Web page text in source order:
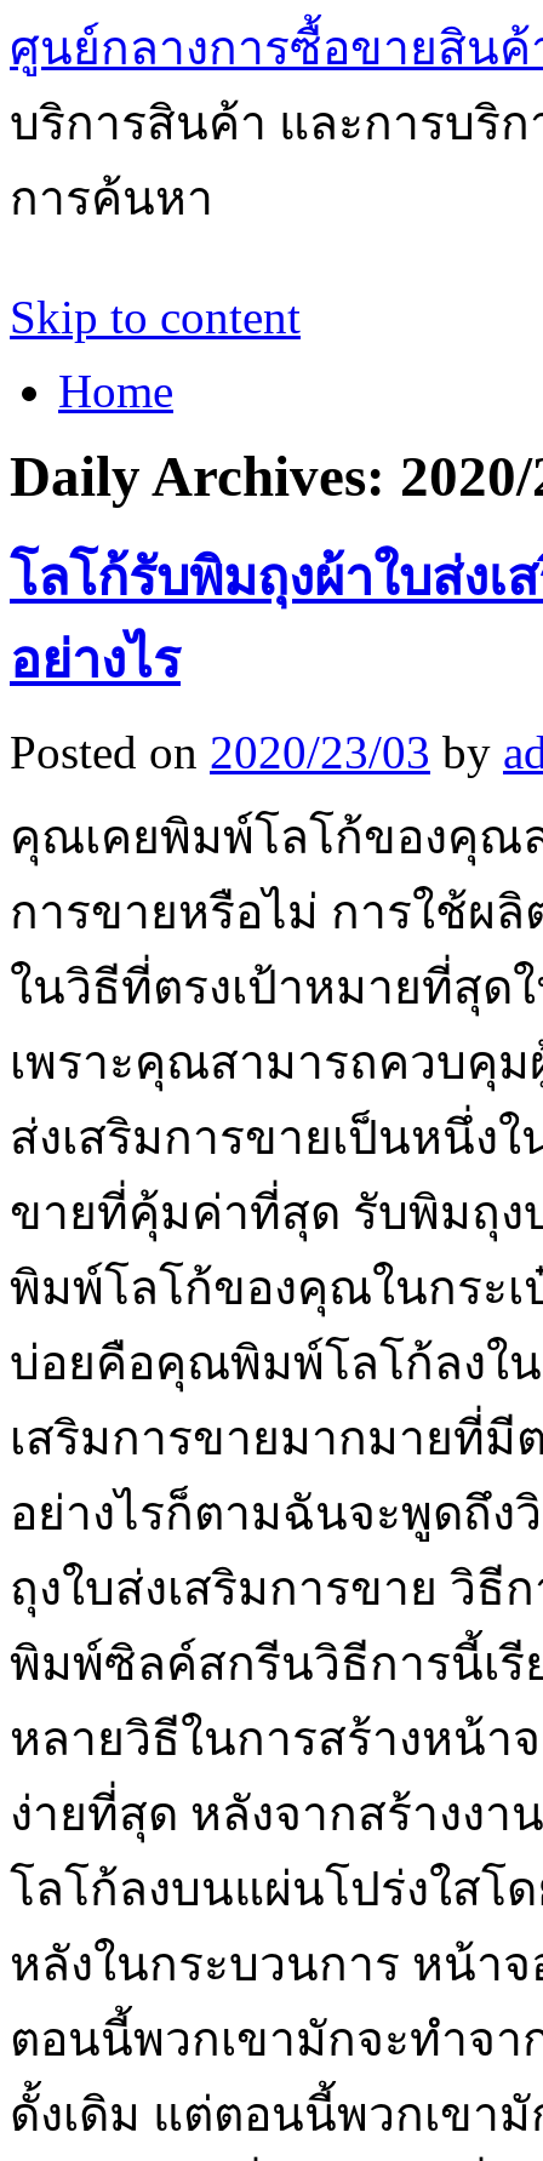
ศูนย์กลางการซื้อขายสินค้
บริการสินค้า และการบริ
การค้นหา
Skip to content
Home
Daily Archives:
โลโก้รับพิมถุงผ้าใบส่ง
อย่างไร
Posted on 2020/23/03 by
คุณเคยพิมพ์โลโก้ของคุณ
การขายหรือไม่ การใช้ผ
ในวิธีที่ตรงเป้าหมายที่สุ
เพราะคุณสามารถควบคุ
ส่งเสริมการขายเป็นหนึ่ง
ขายที่คุ้มค่าที่สุด รับพิมถุ
พิมพ์โลโก้ของคุณในกระ
บ่อยคือคุณพิมพ์โลโก้ลงใน
เสริมการขายมากมายที่มี
อย่างไรก็ตามฉันจะพูดถึ
ถุงใบส่งเสริมการขาย วิ
พิมพ์ซิลค์สกรีนวิธีการนี้เ
หลายวิธีในการสร้างหน้
ง่ายที่สุด หลังจากสร้างง
โลโก้ลงบนแผ่นโปร่งใสโ
หลังในกระบวนการ หน้า
ตอนนี้พวกเขามักจะทำจ
ดั้งเดิม แต่ตอนนี้พวกเขา